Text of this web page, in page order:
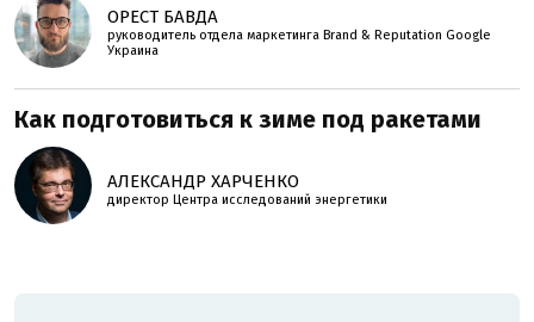
ОРЕСТ БАВДА
руководитель отдела маркетинга Brand & Reputation Google
Украина
Как подготовиться к зиме под ракетами
АЛЕКСАНДР ХАРЧЕНКО
директор Центра исследований энергетики